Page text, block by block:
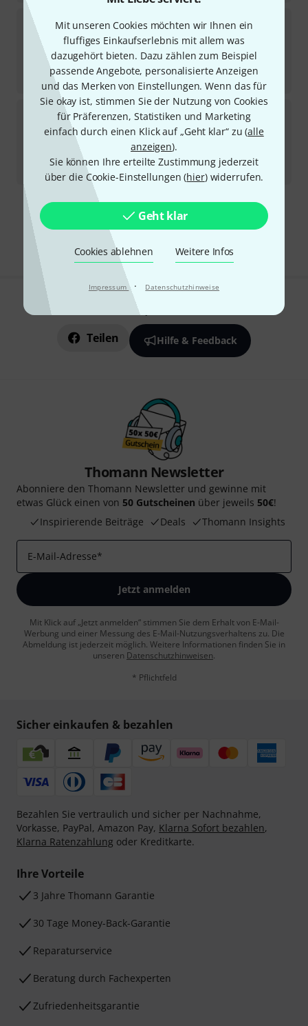
Mit unseren Cookies möchten wir Ihnen ein
fluffiges Einkaufserlebnis mit allem was
dazugehört bieten. Dazu zählen zum Beispiel
passende Angebote, personalisierte Anzeigen
und das Merken von Einstellungen. Wenn das für
Sie okay ist, stimmen Sie der Nutzung von Cookies
für Präferenzen, Statistiken und Marketing
einfach durch einen Klick auf „Geht klar“ zu (alle
anzeigen).
Sie können Ihre erteilte Zustimmung jederzeit
über die Cookie-Einstellungen (hier) widerrufen.
Geht klar
Cookies ablehnen Weitere Infos
Impressum · Datenschutzhinweise
Meister Rubner Double Bass No.69 4/4 5-Str.
Lieferbar in mehreren Monaten
14.400€
UVP:17.943 €
-20%
Meister Rubner Double Bass No.67 4/4 5-Str.
In 10–13 Wochen lieferbar
UVP:17.686 €
-24%
Kostenloser Versand ab 29 €
Alle Preise inkl. MwSt.
Gefällt Ihnen, was Sie sehen?
Teilen Hilfe & Feedback
Thomann Newsletter
Abonniere den Thomann Newsletter und gewinne mit
etwas Glück einen von 50 Gutscheinen über jeweils 50€!
Inspirierende Beiträge
Deals Thomann Insights
E-Mail-Adresse*
Jetzt anmelden
Mit Klick auf „Jetzt anmelden“ stimmen Sie dem Erhalt von E-Mail-
Werbung und einer Messung des E-Mail-Nutzungsverhaltens zu. Die
Abmeldung ist jederzeit möglich. Weitere Informationen finden Sie in
unseren Datenschutzhinweisen.
* Pflichtfeld
Sicher einkaufen & bezahlen
Bezahlen Sie vertraulich und sicher per Nachnahme,
Vorkasse, PayPal, Amazon Pay, Klarna Sofort bezahlen,
Klarna Ratenzahlung oder Kreditkarte.
Ihre Vorteile
3 Jahre Thomann Garantie
30 Tage Money-Back-Garantie
Reparaturservice
Beratung durch Fachexperten
Zufriedenheitsgarantie